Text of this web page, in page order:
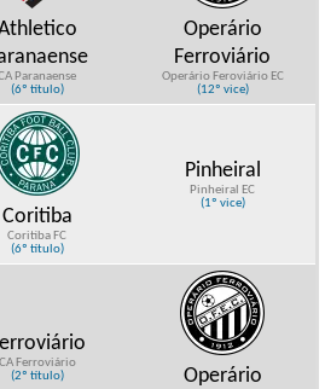
Paranaense
(6º título)
Operário
Ferroviário
Operário Feroviário EC
(12º vice)
Coritiba
Coritiba FC
(6º título)
Pinheiral
Pinheiral EC
(1º vice)
CA Ferroviário
(2º título)
Operário